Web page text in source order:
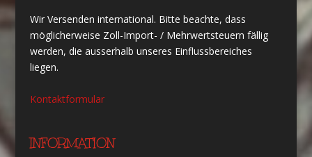
Wir Versenden international. Bitte beachte, dass
möglicherweise Zoll-Import- / Mehrwertsteuern fällig
werden, die ausserhalb unseres Einflussbereiches
liegen.
Kontaktformular
INFORMATION